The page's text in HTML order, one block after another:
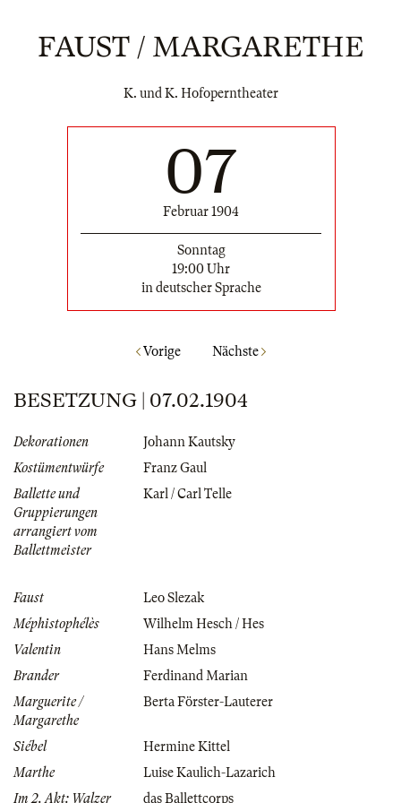
FAUST / MARGARETHE
K. und K. Hofoperntheater
07
Februar 1904
Sonntag
19:00 Uhr
in deutscher Sprache
Vorige Nächste
BESETZUNG | 07.02.1904
Dekorationen
Johann Kautsky
Kostümentwürfe
Franz Gaul
Ballette und
Gruppierungen
arrangiert vom
Ballettmeister
Karl / Carl Telle
Faust
Leo Slezak
Méphistophélès
Wilhelm Hesch / Hes
Valentin
Hans Melms
Brander
Ferdinand Marian
Marguerite /
Margarethe
Berta Förster-Lauterer
Siébel
Hermine Kittel
Marthe
Luise Kaulich-Lazarich
Im 2. Akt: Walzer
das Ballettcorps